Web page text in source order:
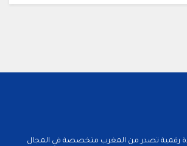
رقمية تصدر من المغرب متخصصة في المجال